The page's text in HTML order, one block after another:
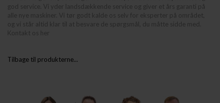
god service. Vi yder landsdækkende service og giver et års garanti på
alle nye maskiner. Vi tør godt kalde os selv for eksperter på området,
og vi står altid klar til at besvare de spørgsmål, du måtte sidde med.
Kontakt os her
Tilbage til produkterne...